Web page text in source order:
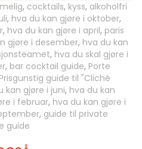
, cocktails, kyss, alkoholfri
, hva du kan gjøre i oktober,
, hva du kan gjøre i april, paris
gjøre i desember, hva du kan
, hva du skal gjøre i
, bar cocktail guide, Porte
Prisgunstig guide til "Cliché
kan gjøre i juni, hva du kan
i februar, hva du kan gjøre i
, guide til private
guide